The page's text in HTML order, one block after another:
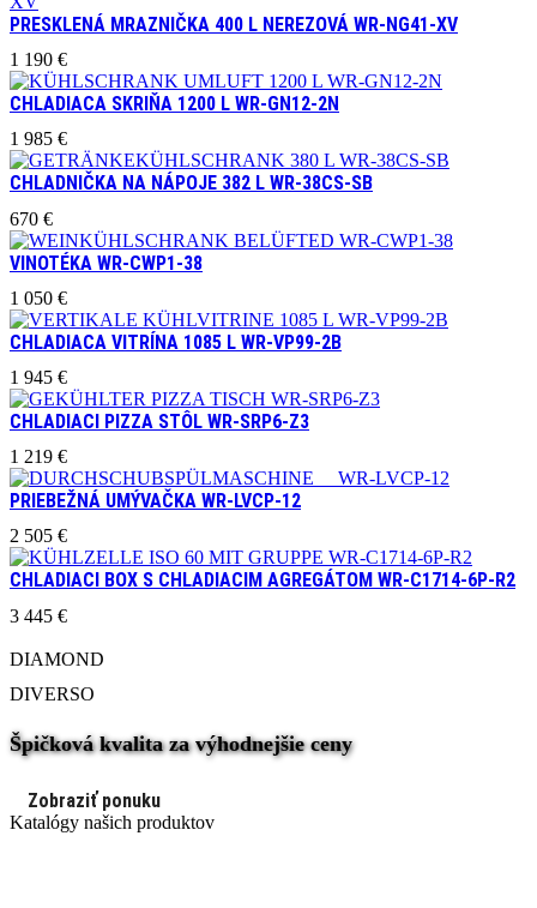
PRESKLENÁ MRAZNIČKA 400 L NEREZOVÁ WR-NG41-XV
1 190 €
CHLADIACA SKRIŇA 1200 L WR-GN12-2N
1 985 €
CHLADNIČKA NA NÁPOJE 382 L WR-38CS-SB
670 €
VINOTÉKA WR-CWP1-38
1 050 €
CHLADIACA VITRÍNA 1085 L WR-VP99-2B
1 945 €
CHLADIACI PIZZA STÔL WR-SRP6-Z3
1 219 €
PRIEBEŽNÁ UMÝVAČKA WR-LVCP-12
2 505 €
CHLADIACI BOX S CHLADIACIM AGREGÁTOM WR-C1714-6P-R2
3 445 €
DIAMOND
DIVERSO
Špičková kvalita za výhodnejšie ceny
Zobraziť ponuku
Katalógy našich produktov